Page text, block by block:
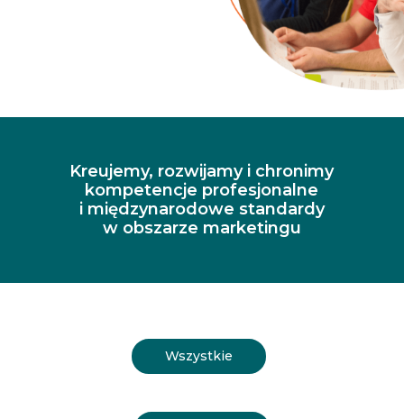
Kreujemy, rozwijamy i chronimy
kompetencje profesjonalne
i międzynarodowe standardy
w obszarze marketingu
Wszystkie